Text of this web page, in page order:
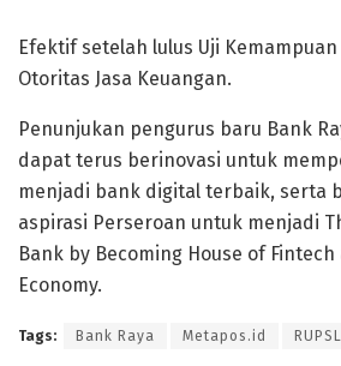
Efektif setelah lulus Uji
Otoritas Jasa Keuangan.
Penunjukan pengurus baru Bank
dapat terus berinovasi untuk
menjadi bank digital terbaik, serta
aspirasi Perseroan untuk menjadi
Bank by Becoming House of
Economy.
Tags: Bank Raya Metapos.id